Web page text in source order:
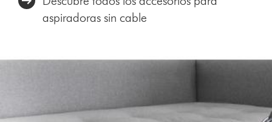
aspiradoras sin cable